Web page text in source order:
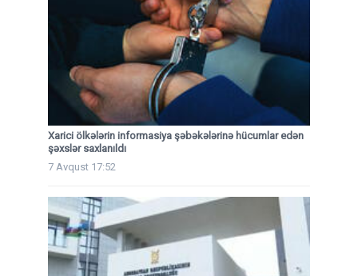
Xarici ölkələrin informasiya şəbəkələrinə hücumlar edən
şəxslər saxlanıldı
7 Avqust 17:52